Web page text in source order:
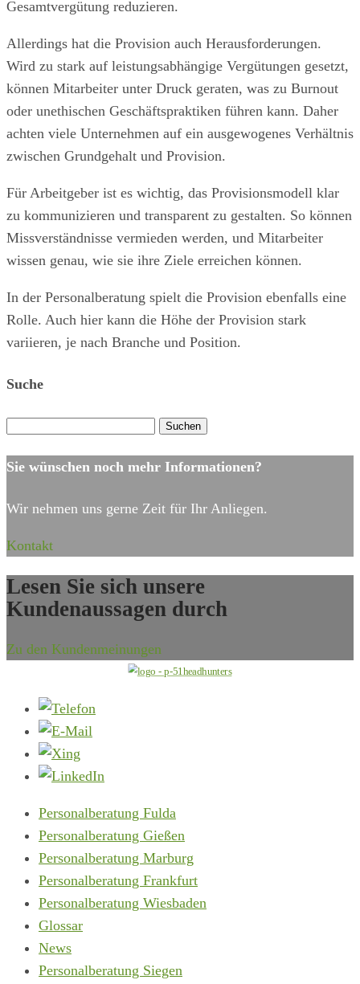
Gesamtvergütung reduzieren.
Allerdings hat die Provision auch Herausforderungen.
Wird zu stark auf leistungsabhängige Vergütungen gesetzt,
können Mitarbeiter unter Druck geraten, was zu Burnout
oder unethischen Geschäftspraktiken führen kann. Daher
achten viele Unternehmen auf ein ausgewogenes Verhältnis
zwischen Grundgehalt und Provision.
Für Arbeitgeber ist es wichtig, das Provisionsmodell klar
zu kommunizieren und transparent zu gestalten. So können
Missverständnisse vermieden werden, und Mitarbeiter
wissen genau, wie sie ihre Ziele erreichen können.
In der Personalberatung spielt die Provision ebenfalls eine
Rolle. Auch hier kann die Höhe der Provision stark
variieren, je nach Branche und Position.
Suche
Sie wünschen noch mehr Informationen?
Wir nehmen uns gerne Zeit für Ihr Anliegen.
Kontakt
Lesen Sie sich unsere
Kundenaussagen durch
Zu den Kundenmeinungen
Personalberatung Fulda
Personalberatung Gießen
Personalberatung Marburg
Personalberatung Frankfurt
Personalberatung Wiesbaden
Glossar
News
Personalberatung Siegen